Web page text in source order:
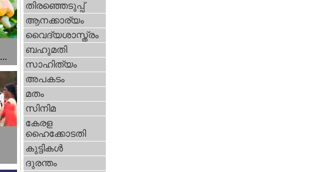
തിരഞ്ഞെടുപ്പ്
ആനക്കാര്യം
വൈദ്യശാസ്ത്രം
ബഹുമതി
സാഹിത്യം
അപകടം
മതം
സിനിമ
കേരള
ഹൈക്കോടതി
കുട്ടികള്‍
ദുരന്തം